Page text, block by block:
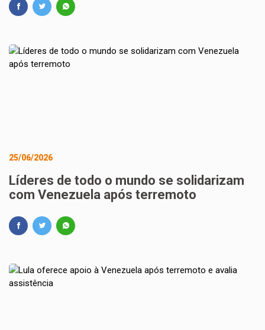
25/06/2026
Líderes de todo o mundo se solidarizam
com Venezuela após terremoto